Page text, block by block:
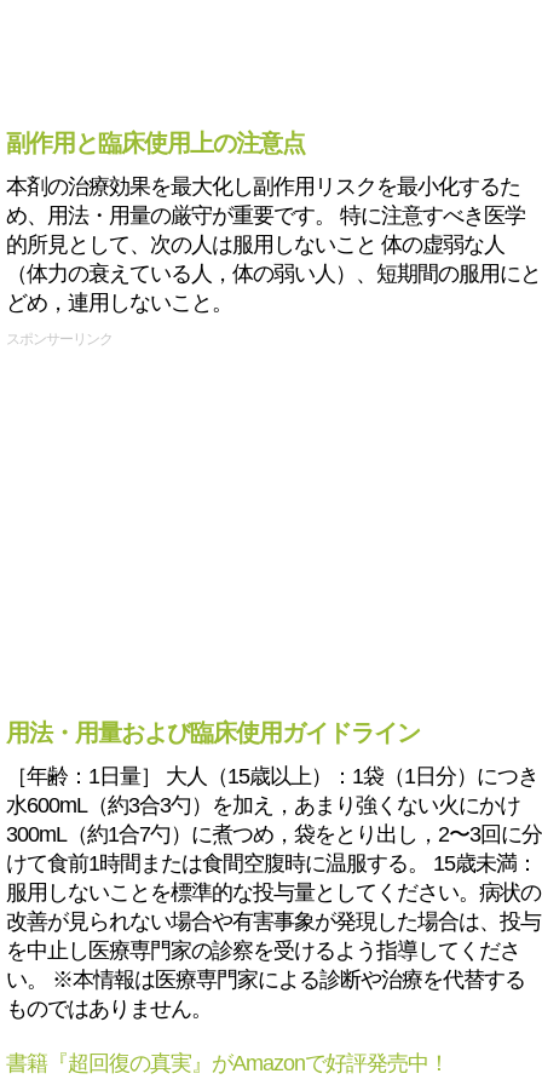
副作用と臨床使用上の注意点
本剤の治療効果を最大化し副作用リスクを最小化するた
め、用法・用量の厳守が重要です。 特に注意すべき医学
的所見として、次の人は服用しないこと 体の虚弱な人
（体力の衰えている人，体の弱い人）、短期間の服用にと
どめ，連用しないこと。
スポンサーリンク
用法・用量および臨床使用ガイドライン
［年齢：1日量］ 大人（15歳以上）：1袋（1日分）につき
水600mL（約3合3勺）を加え，あまり強くない火にかけ
300mL（約1合7勺）に煮つめ，袋をとり出し，2〜3回に分
けて食前1時間または食間空腹時に温服する。 15歳未満：
服用しないことを標準的な投与量としてください。病状の
改善が見られない場合や有害事象が発現した場合は、投与
を中止し医療専門家の診察を受けるよう指導してくださ
い。 ※本情報は医療専門家による診断や治療を代替する
ものではありません。
書籍『超回復の真実』がAmazonで好評発売中！